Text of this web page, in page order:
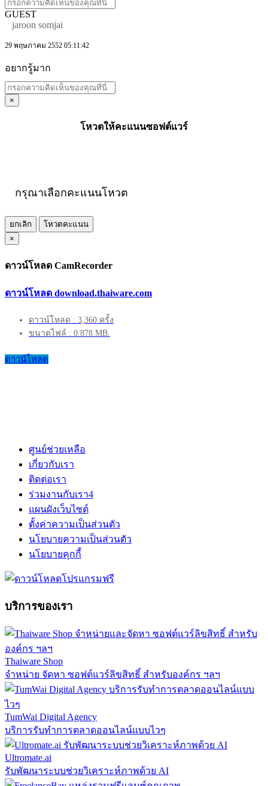
GUEST
jaroon somjai
29 พฤษภาคม 2552 05:11:42
อยากรู้มาก
×
โหวตให้คะแนนซอฟต์แวร์
กรุณาเลือกคะแนนโหวต
ยกเลิก
โหวตคะแนน
×
ดาวน์โหลด CamRecorder
ดาวน์โหลด download.thaiware.com
ดาวน์โหลด : 3,360 ครั้ง
ขนาดไฟล์ : 0.878 MB.
ดาวน์โหลด
ศูนย์ช่วยเหลือ
เกี่ยวกับเรา
ติดต่อเรา
ร่วมงานกับเรา4
แผนผังเว็บไซต์
ตั้งค่าความเป็นส่วนตัว
นโยบายความเป็นส่วนตัว
นโยบายคุกกี้
บริการของเรา
Thaiware Shop
จำหน่าย จัดหา ซอฟต์แวร์ลิขสิทธิ์ สำหรับองค์กร ฯลฯ
TumWai Digital Agency
บริการรับทำการตลาดออนไลน์แบบไวๆ
Ultromate.ai
รับพัฒนาระบบช่วยวิเคราะห์ภาพด้วย AI